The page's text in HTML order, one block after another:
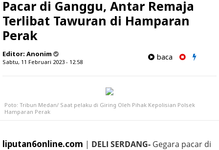
Pacar di Ganggu, Antar Remaja
Terlibat Tawuran di Hamparan
Perak
Editor: Anonim
Sabtu, 11 Februari 2023 - 12.58
baca
Poto: Tribun Medan/ Saat pelaku di Giring Oleh Pihak Kepolisian Polsek
Hamparan Perak
liputan6online.com | DELI SERDANG- Gegara pacar di